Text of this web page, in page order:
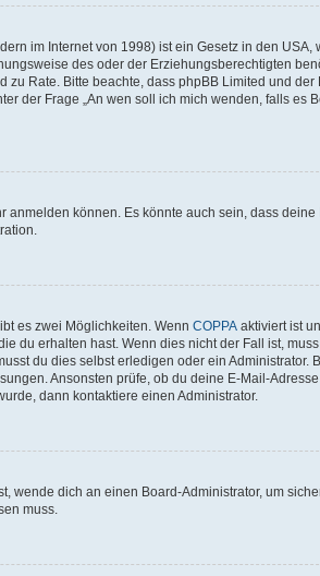
im Internet von 1998) ist ein Gesetz in den USA,
des oder der Erziehungsberechtigten
Rate. Bitte beachte, dass phpBB Limited und
der Frage „An wen soll ich mich wenden, falls es
können. Es könnte auch sein, dass deine
es zwei Möglichkeiten. Wenn COPPA aktiviert ist
du erhalten hast. Wenn dies nicht der Fall ist,
du dies selbst erledigen oder ein Administrator.
Ansonsten prüfe, ob du deine E-Mail-
dann kontaktiere einen Administrator.
wende dich an einen Board-Administrator, um
muss.